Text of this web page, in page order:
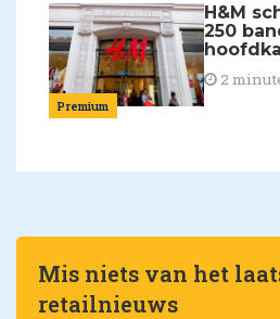
Premium
H&M
250
2
Mis niets van het
retailnieuws